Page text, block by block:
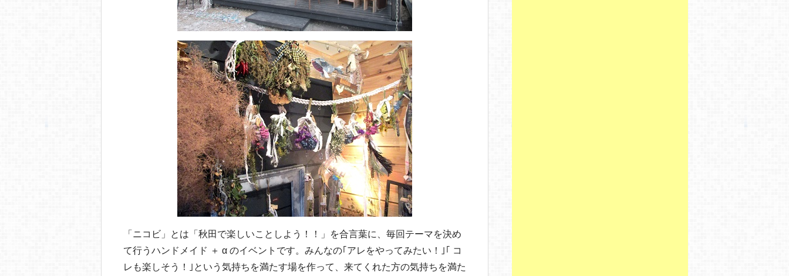
「ニコビ」とは「秋田で楽しいことしよう！！」を合言葉に、毎回テーマを決め
て行うハンドメイド ＋ α のイベントです。みんなの｢アレをやってみたい！｣｢ コ
レも楽しそう！｣という気持ちを満たす場を作って、来てくれた方の気持ちを満た